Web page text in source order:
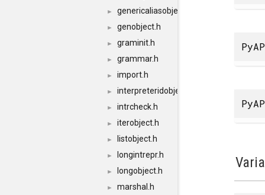
► genericaliasobject.h
► genobject.h
► graminit.h
► grammar.h
► import.h
► interpreteridobject.h
► intrcheck.h
► iterobject.h
► listobject.h
► longintrepr.h
► longobject.h
► marshal.h